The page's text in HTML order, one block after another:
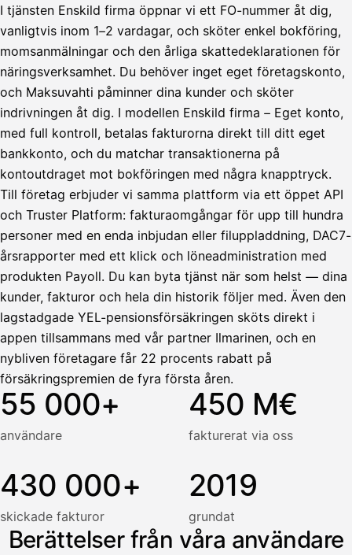
HetiPalkka
Ennen laskun maksua Kun
Vahvista
I tjänsten Enskild firma öppnar vi ett FO-nummer åt dig,
vanligtvis inom 1–2 vardagar, och sköter enkel bokföring,
momsanmälningar och den årliga skattedeklarationen för
näringsverksamhet. Du behöver inget eget företagskonto,
och Maksuvahti påminner dina kunder och sköter
indrivningen åt dig. I modellen Enskild firma – Eget konto,
med full kontroll, betalas fakturorna direkt till ditt eget
bankkonto, och du matchar transaktionerna på
kontoutdraget mot bokföringen med några knapptryck.
Till företag erbjuder vi samma plattform via ett öppet API
och Truster Platform: fakturaomgångar för upp till hundra
personer med en enda inbjudan eller filuppladdning, DAC7-
årsrapporter med ett klick och löneadministration med
produkten Payoll. Du kan byta tjänst när som helst — dina
kunder, fakturor och hela din historik följer med. Även den
lagstadgade YEL-pensionsförsäkringen sköts direkt i
appen tillsammans med vår partner Ilmarinen, och en
nybliven företagare får 22 procents rabatt på
försäkringspremien de fyra första åren.
55 000+
användare
450 M€
fakturerat via oss
430 000+
skickade fakturor
2019
grundat
Berättelser från våra användare